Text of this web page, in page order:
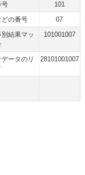
号
101
の番号
07
結果マッ
101001007
ータのリ
28101001007